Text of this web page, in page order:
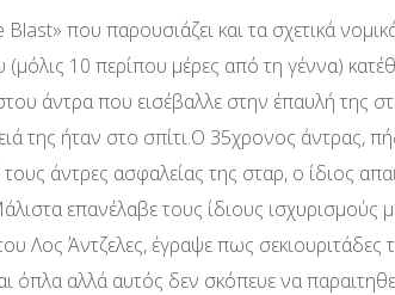
που παρουσιάζει και τα σχετικά
(μόλις 10 περίπου μέρες από τη γέννα)
άντρα που εισέβαλλε στην έπαυλή της
της ήταν στο σπίτι.Ο 35χρονος άντρας,
άντρες ασφαλείας της σταρ, ο ίδιος
επανέλαβε τους ίδιους ισχυρισμούς
Λος Άντζελες, έγραψε πως
όπλα αλλά αυτός δεν σκόπευε να